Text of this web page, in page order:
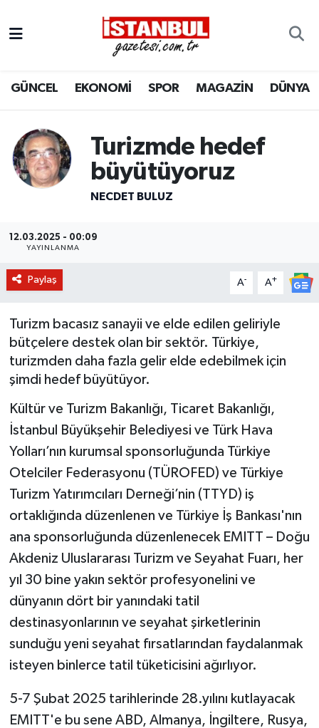
GÜNCEL EKONOMİ SPOR MAGAZİN DÜNYA
Turizmde hedef
büyütüyoruz
NECDET BULUZ
12.03.2025 - 00:09
YAYINLANMA
Paylaş A- A+
Turizm bacasız sanayii ve elde edilen geliriyle
bütçelere destek olan bir sektör. Türkiye,
turizmden daha fazla gelir elde edebilmek için
şimdi hedef büyütüyor.
Kültür ve Turizm Bakanlığı, Ticaret Bakanlığı,
İstanbul Büyükşehir Belediyesi ve Türk Hava
Yolları’nın kurumsal sponsorluğunda Türkiye
Otelciler Federasyonu (TÜROFED) ve Türkiye
Turizm Yatırımcıları Derneği’nin (TTYD) iş
ortaklığında düzenlenen ve Türkiye İş Bankası'nın
ana sponsorluğunda düzenlenecek EMITT – Doğu
Akdeniz Uluslararası Turizm ve Seyahat Fuarı, her
yıl 30 bine yakın sektör profesyonelini ve
dünyanın dört bir yanındaki tatil
destinasyonlarının ve seyahat şirketlerinin
sunduğu yeni seyahat fırsatlarından faydalanmak
isteyen binlerce tatil tüketicisini ağırlıyor.
5-7 Şubat 2025 tarihlerinde 28.yılını kutlayacak
EMITT'e bu sene ABD, Almanya, İngiltere, Rusya,
EKONOMİ
İSTANBUL
DÜNYA
MAGAZİN
KÜLTÜR SANAT
BİLİM VE TEKNOLOJİ
OTOMOBİL
KURUMSAL
Nöbetçi Eczaneler
Hava Durumu
Trafik Durumu
Süper Lig Puan Durumu ve Fikstür
Tüm Manşetler
Son Dakika Haberleri
Haber Arşivi